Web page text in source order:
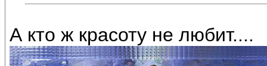
А кто ж красоту не любит....